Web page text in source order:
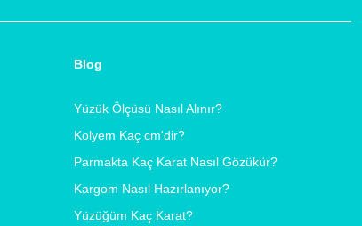
Blog
Yüzük Ölçüsü Nasıl Alınır?
Kolyem Kaç cm'dir?
Parmakta Kaç Karat Nasıl Gözükür?
Kargom Nasıl Hazırlanıyor?
Yüzüğüm Kaç Karat?